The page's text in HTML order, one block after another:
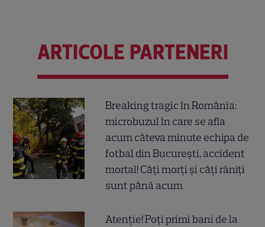
ARTICOLE PARTENERI
Breaking tragic în România:
microbuzul în care se afla
acum câteva minute echipa de
fotbal din București, accident
mortal! Câți morți și câți răniți
sunt până acum
Atenție! Poți primi bani de la